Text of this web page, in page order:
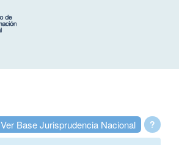
?
Ver Base Jurisprudencia Nacional